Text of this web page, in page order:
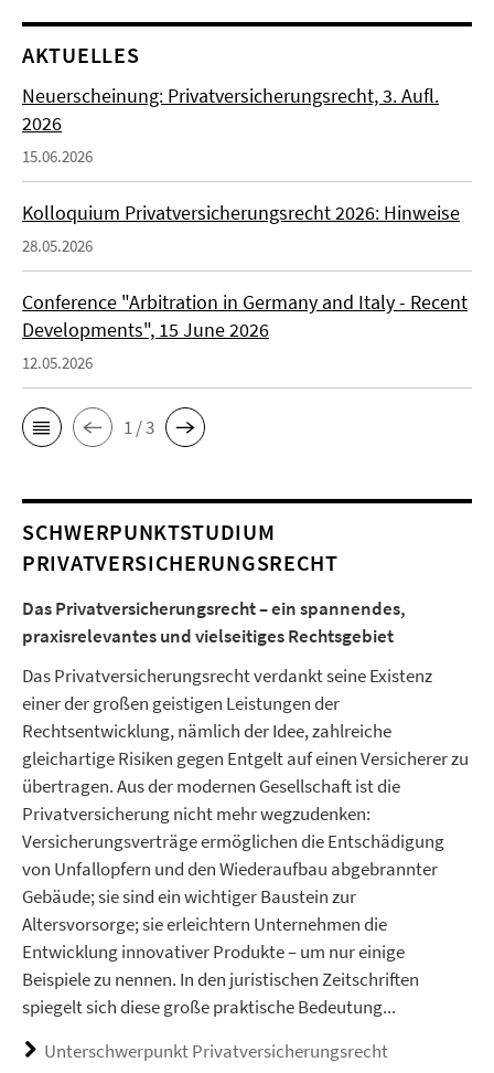
AKTUELLES
Neuerscheinung: Privatversicherungsrecht, 3. Aufl.
2026
15.06.2026
Kolloquium Privatversicherungsrecht 2026: Hinweise
28.05.2026
Conference "Arbitration in Germany and Italy - Recent
Developments", 15 June 2026
12.05.2026
1 / 3
SCHWERPUNKTSTUDIUM
PRIVATVERSICHERUNGSRECHT
Das Privatversicherungsrecht – ein spannendes,
praxisrelevantes und vielseitiges Rechtsgebiet
Das Privatversicherungsrecht verdankt seine Existenz
einer der großen geistigen Leistungen der
Rechtsentwicklung, nämlich der Idee, zahlreiche
gleichartige Risiken gegen Entgelt auf einen Versicherer zu
übertragen. Aus der modernen Gesellschaft ist die
Privatversicherung nicht mehr wegzudenken:
Versicherungsverträge ermöglichen die Entschädigung
von Unfallopfern und den Wiederaufbau abgebrannter
Gebäude; sie sind ein wichtiger Baustein zur
Altersvorsorge; sie erleichtern Unternehmen die
Entwicklung innovativer Produkte – um nur einige
Beispiele zu nennen. In den juristischen Zeitschriften
spiegelt sich diese große praktische Bedeutung...
Unterschwerpunkt Privatversicherungsrecht